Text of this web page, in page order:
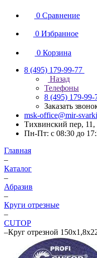
0 Сравнение
0 Избранное
0 Корзина
8 (495) 179-99-77
Назад
Телефоны
8 (495) 179-99-
Заказать
msk-office@mir-
Тихвинский пер, 11,
Пн-Пт: с 08:30 до
Главная
–
Каталог
–
Абразив
–
Круги отрезные
–
CUTOP
–Круг отрезной